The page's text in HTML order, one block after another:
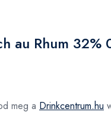
au Rhum 32%
meg a Drinkcentrum.hu